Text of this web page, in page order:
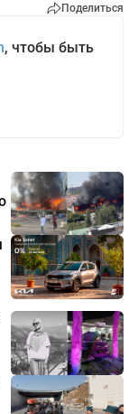
Поделиться
, чтобы быть